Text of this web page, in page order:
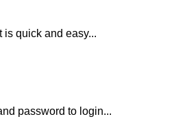
is quick and easy...
password to login...